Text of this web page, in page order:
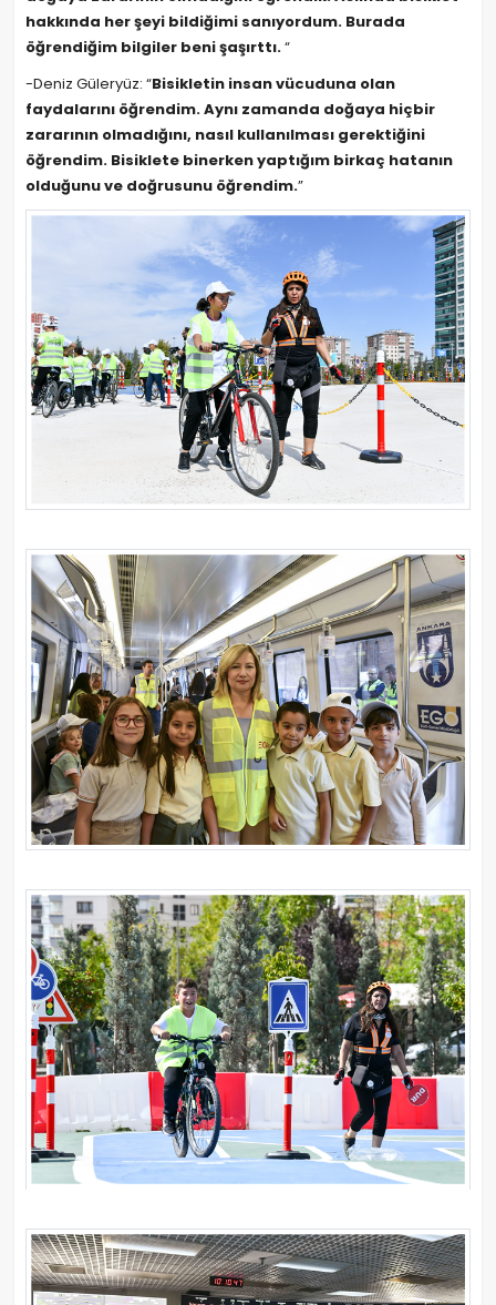
hakkında her şeyi bildiğimi sanıyordum. Burada
öğrendiğim bilgiler beni şaşırttı.“
-Deniz Güleryüz: “Bisikletin insan vücuduna olan
faydalarını öğrendim. Aynı zamanda doğaya hiçbir
zararının olmadığını, nasıl kullanılması gerektiğini
öğrendim. Bisiklete binerken yaptığım birkaç hatanın
olduğunu ve doğrusunu öğrendim.”